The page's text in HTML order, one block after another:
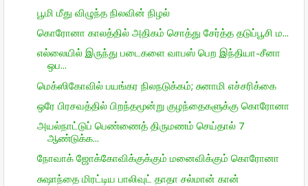
பூமி மீது விழுந்த நிலவின் நிழல்
கொரோனா காலத்தில் அதிகம் சொத்து சேர்த்த தடுப்பூசி ம...
எல்லையில் இருந்து படைகளை வாபஸ் பெற இந்தியா-சீனா
ஒப...
மெக்ஸிகோவில் பயங்கர நிலநடுக்கம்; சுனாமி எச்சரிக்கை
ஒரே பிரசவத்தில் பிறந்தமூன்று குழந்தைகளுக்கு கொரோனா
அயல்நாட்டுப் பெண்ணைத் திருமணம் செய்தால் 7
ஆண்டுக்க...
நோவாக் ஜோக்கோவிக்குக்கும் மனைவிக்கும் கொரோனா
சுஷாந்தை மிரட்டிய பாலிவுட் தாதா சல்மான் கான்